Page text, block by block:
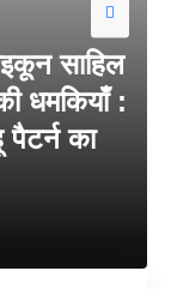
साहिल
धमकियाँ :
पैटर्न का